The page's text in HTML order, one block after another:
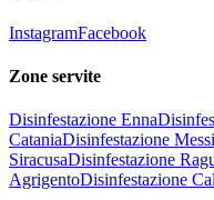
InstagramFacebook
Zone servite
Disinfestazione Enna
CataniaDisinfestazione
SiracusaDisinfestazione
AgrigentoDisinfestazione